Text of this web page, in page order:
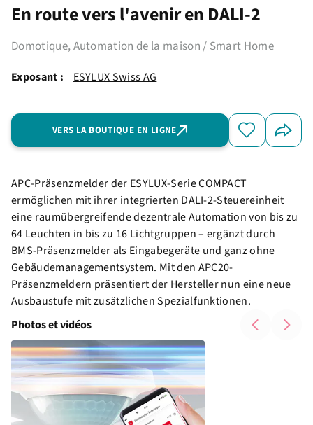
En route vers l'avenir en DALI-2
Domotique, Automation de la maison / Smart Home
Exposant : ESYLUX Swiss AG
VERS LA BOUTIQUE EN LIGNE
APC-Präsenzmelder der ESYLUX-Serie COMPACT
ermöglichen mit ihrer integrierten DALI-2-Steuereinheit
eine raumübergreifende dezentrale Automation von bis zu
64 Leuchten in bis zu 16 Lichtgruppen – ergänzt durch
BMS-Präsenzmelder als Eingabegeräte und ganz ohne
Gebäudemanagementsystem. Mit den APC20-
Präsenzmeldern präsentiert der Hersteller nun eine neue
Ausbaustufe mit zusätzlichen Spezialfunktionen.
Photos et vidéos